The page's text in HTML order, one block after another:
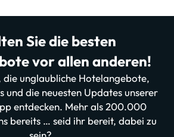
Sie die besten
vor allen anderen!
die unglaubliche Hotelangebote,
und die neuesten Updates unserer
entdecken. Mehr als 200.000
bereits … seid ihr bereit, dabei zu